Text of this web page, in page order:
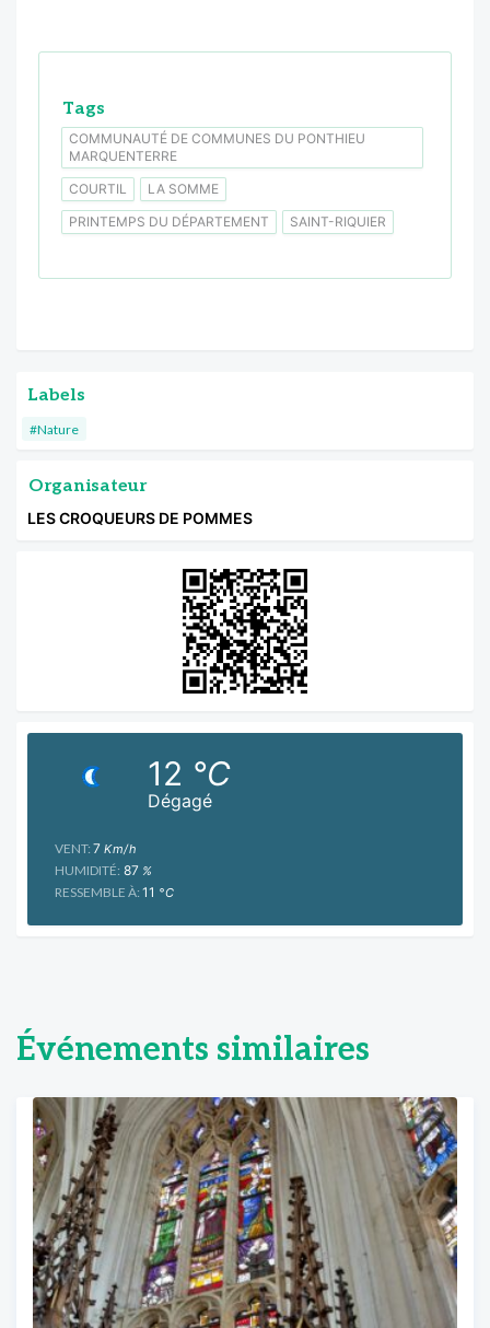
Tags
COMMUNAUTÉ DE COMMUNES DU PONTHIEU
MARQUENTERRE
COURTIL
LA SOMME
PRINTEMPS DU DÉPARTEMENT
SAINT-RIQUIER
Labels
#Nature
Organisateur
LES CROQUEURS DE POMMES
Dégagé
12 °C
VENT: 7 Km/h
HUMIDITÉ: 87 %
RESSEMBLE À: 11 °C
Événements similaires